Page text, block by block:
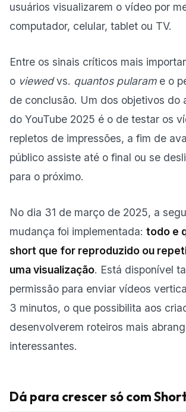
usuários visualizarem o vídeo por
computador, celular, tablet ou TV.
Entre os sinais críticos mais
o viewedvs. quantos pularame o
de conclusão. Um dos objetivos do
do YouTube 2025 é o de testar os
repletos de impressões, a fim de
público assiste até o final ou se
para o próximo.
No dia 31 de março de 2025, a
mudança foi implementada: todo e
short que for reproduzido ou
uma visualização. Está disponível
permissão para enviar vídeos
3 minutos, o que possibilita aos
desenvolverem roteiros mais
interessantes.
Dá para crescer só com